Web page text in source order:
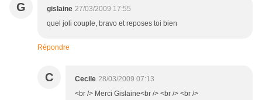
G gislaine 27/03/2009 17:55
quel joli couple, bravo et reposes toi bien
Répondre
C Cecile 28/03/2009 07:13
<br /> Merci Gislaine<br /> <br /> <br />